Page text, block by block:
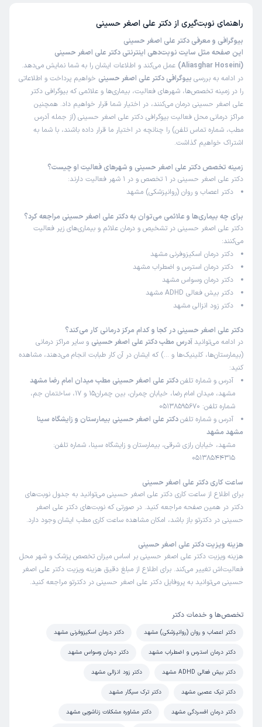
خیلی خوب بود اصلا معطل نشدیم ورفتاروبرخورد اقای
دکترومنشی عالی بود وتشخیص اقای دکترعالیه انشاءالله
خداسلامتی وطول عمرباعزت بهشون بده محیطشونم خوبه
علت مراجعه: درمان اختلالات دوقطبی
سمیه
نوبت مطب از دکترتو
(
1404/12/25
زمان انتظار:0-15 دقیقه
ما هنوزجلسه اول رفته بودیم بسیار منشی خوش اخلاق ومومن
روند درمان راپیگیری کنیم تا درمان کامل
علت مراجعه:
این پزشک را پیشنهاد میکنم
آقای دکتر عالی عالی
علت مراجعه:
کاربر دکترتو
نوبت مطب از دکترتو
این پزشک را پیشنهاد میکنم
زمان انتظار:0-15 دقیقه
علت مراجعه: افسردگی و اختلالات خلقی
این پزشک را پیشنهاد میکنم
زمان انتظار: 0-15 دقیقه
علت مراجعه: اضطراب، استرس و وسواس
فائزه
نوبت مطب از دکترتو
این پزشک را پیشنهاد نمیکنم
راهنمای نوبت‌گیری از دکتر علی اصغر حسینی
بیوگرافی و معرفی دکتر علی اصغر حسینی
این صفحه مثل سایت نوبت‌دهی اینترنتی دکتر علی اصغر حسینی
(Aliasghar Hoseini)
عمل می‌کند و اطلاعات ایشان را به شما نمایش می‌دهد.
در ادامه به بررسی بیوگرافی دکتر علی اصغر حسینی خواهیم پرداخت و اطلاعاتی
را در زمینه تخصص‌ها، شهرهای فعالیت، بیماری‌ها و علائمی که بیوگرافی دکتر
علی اصغر حسینی درمان می‌کنند، در اختیار شما قرار خواهیم داد. همچنین
مراکز درمانی محل فعالیت بیوگرافی دکتر علی اصغر حسینی (از جمله آدرس
مطب، شماره تماس تلفن) را چنانچه در اختیار ما قرار داده باشند، با شما به
اشتراک خواهیم گذاشت.
زمینه تخصص دکتر علی اصغر حسینی و شهرهای فعالیت او چیست؟
دکتر علی اصغر حسینی در 1 تخصص و در 1 شهر فعالیت دارند:
دکتر اعصاب و روان (روانپزشکی) مشهد
برای چه بیماری‌ها و علائمی می‌توان به دکتر علی اصغر حسینی مراجعه کرد؟
دکتر علی اصغر حسینی در تشخیص و درمان علائم و بیماری‌های زیر فعالیت
می‌کنند:
دکتر درمان اسکیزوفرنی مشهد
دکتر درمان استرس و اضطراب مشهد
دکتر درمان وسواس مشهد
دکتر بیش فعالی ADHD مشهد
دکتر زود انزالی مشهد
دکتر علی اصغر حسینی در کجا و کدام مرکز درمانی کار می‌کند؟
در ادامه می‌توانید آدرس مطب دکتر علی اصغر حسینی و سایر مراکز درمانی
(بیمارستان‌ها، کلینیک‌ها و …) که ایشان در آن کار طبابت انجام می‌دهند، مشاهده
کنید:
آدرس و شماره تلفندکتر علی اصغر حسینی مطب میدان امام رضا مشهد
مشهد، میدان امام رضا، خیابان چمران، بین چمران15 و 17، ساختمان جم،
شماره تلفن: 05138595670
آدرس و شماره تلفندکتر علی اصغر حسینی بیمارستان و زایشگاه سینا
مشهد مشهد
مشهد، خیابان رازی شرقی، بیمارستان و زایشگاه سینا، شماره تلفن:
05138544315
ساعت کاری دکتر علی اصغر حسینی
برای اطلاع از ساعت کاری دکتر علی اصغر حسینی می‌توانید به جدول نوبت‌های
دکتر در همین صفحه مراجعه کنید. در صورتی که نوبت‌های دکتر علی اصغر
حسینی در دکترتو باز باشد، امکان مشاهده ساعت کاری مطب ایشان وجود دارد.
هزینه ویزیت دکتر علی اصغر حسینی
هزینه ویزیت دکتر علی اصغر حسینی بر اساس میزان تخصص پزشک و شهر محل
فعالیت‌اش تغییر می‌کند. برای اطلاع از مبلغ دقیق هزینه ویزیت دکتر علی اصغر
حسینی می‌توانید به پروفایل دکتر علی اصغر حسینی در دکترتو مراجعه کنید.
تخصص‌ها و خدمات دکتر
دکتر اعصاب و روان (روانپزشکی) مشهد دکتر درمان اسکیزوفرنی مشهد
دکتر درمان استرس و اضطراب مشهد دکتر درمان وسواس مشهد
دکتر بیش فعالی ADHD مشهد دکتر زود انزالی مشهد
دکتر تیک عصبی مشهد دکتر ترک سیگار مشهد
دکتر درمان افسردگی مشهد دکتر مشاوره مشکلات زناشویی مشهد